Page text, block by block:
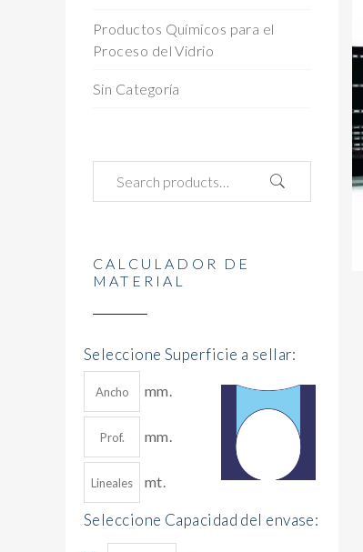
Productos Químicos para el
Proceso del Vidrio
Sin Categoría
CALCULADOR DE
MATERIAL
Seleccione Superficie a sellar:
mm.
mm.
mt.
Seleccione Capacidad del envase: